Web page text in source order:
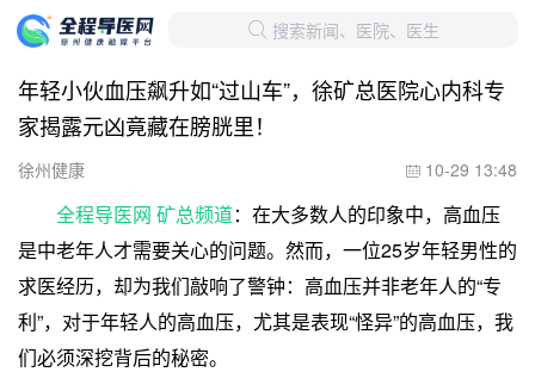
 搜索新闻、医院、医生
年轻小伙血压飙升如“过山车”，徐矿总医院心内科专
家揭露元凶竟藏在膀胱里！
徐州健康  10-29 13:48
全程导医网 矿总频道：在大多数人的印象中，高血压
是中老年人才需要关心的问题。然而，一位25岁年轻男性的
求医经历，却为我们敲响了警钟：高血压并非老年人的“专
利”，对于年轻人的高血压，尤其是表现“怪异”的高血压，我
们必须深挖背后的秘密。